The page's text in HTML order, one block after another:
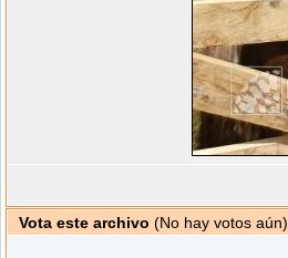
Vota este archivo (No hay votos aún)